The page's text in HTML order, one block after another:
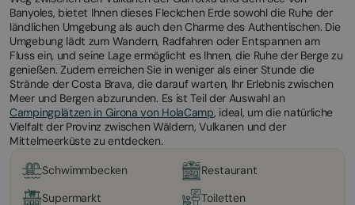
Banyoles, bietet Ihnen dieses Fleckchen Erde sowohl die Ruhe der
ländlichen Umgebung als auch den Charme des Authentischen. Die
Umgebung lädt zum Wandern, Radfahren oder Entspannen am
Fluss ein, und seine Lage ermöglicht es Ihnen, die Ruhe der Berge zu
genießen. Zudem erreichen Sie in weniger als einer Stunde die
Strände der Costa Brava, die darauf warten, Ihr Erlebnis zwischen
Meer und Bergen abzurunden. Es ist Teil der Auswahl an
Campingplätzen in Girona von HolaCamp, ideal, um die natürliche
Vielfalt der Provinz zwischen Wäldern, Vulkanen und der
Mittelmeerküste zu entdecken.
Schwimmbecken
Restaurant
Supermarkt
Toiletten